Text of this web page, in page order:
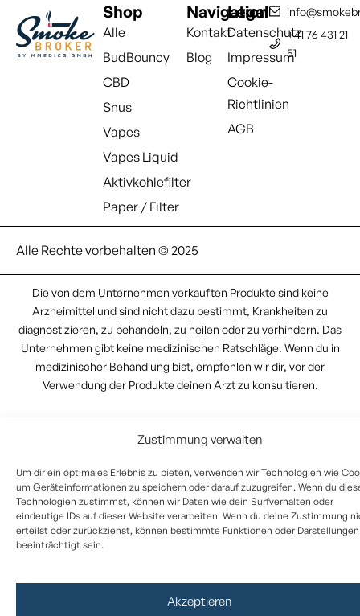
Zustimmung verwalten
Um dir ein optimales Erlebnis zu bieten, verwenden wir Technologien wie
um Geräteinformationen zu speichern oder darauf zuzugreifen. Wenn du
Technologien zustimmst, können wir Daten wie dein Surfverhalten oder
eindeutige IDs auf dieser Website verarbeiten. Wenn du deine Zustimmung
erteilst oder zurückziehst, können bestimmte Funktionen oder Darstellungen
beeinträchtigt sein.
Akzeptieren
Shop
Alle
BudBouncy
CBD
Snus
Vapes
Vapes Liquid
Aktivkohlefilter
Paper / Filter
Navigation
Kontakt
Blog
Legal
Datenschutz
Impressum
Cookie-
Richtlinien
AGB
+41 76 431 21
51
Alle Rechte vorbehalten © 2025
Die von dem Unternehmen verkauften Produkte sind keine
Arzneimittel und sind nicht dazu bestimmt, Krankheiten zu
diagnostizieren, zu behandeln, zu heilen oder zu verhindern. Das
Unternehmen gibt keine medizinischen Ratschläge. Wenn du in
medizinischer Behandlung bist, empfehlen wir dir, vor der
Verwendung der Produkte deinen Arzt zu konsultieren.